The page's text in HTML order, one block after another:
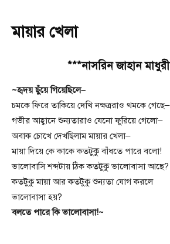
মায়ার খেলা
***নাসরিন জাহান মাধুরী
~হৃদয় ছুঁয়ে গিয়েছিলে–
চমকে ফিরে তাকিয়ে দেখি নক্ষত্ররাও থমকে গেছে–
গভীর আহ্বানে শুন্যতারাও যেনো ফুরিয়ে গেলো–
অবাক চোখে দেখছিলাম মায়ার খেলা–
মায়া দিয়ে কে কাকে কতটুকু বাঁধতে পারে বলো!
ভালোবাসি শব্দটায় ঠিক কতটুকু ভালোবাসা আছে?
কতটুকু মায়া আর কতটুকু শুন্যতা যোগ করলে
ভালোবাসা হয়?
বলতে পারে কি ভালোবাসা!~